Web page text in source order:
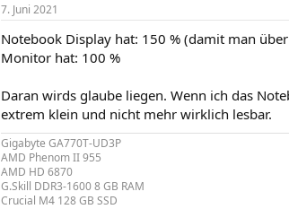
7. Juni 2021
Notebook Display hat: 150 % (damit man
Monitor hat: 100 %
Daran wirds glaube liegen. Wenn ich das
extrem klein und nicht mehr wirklich lesbar.
Gigabyte GA770T-UD3P
AMD Phenom II 955
AMD HD 6870
G.Skill DDR3-1600 8 GB RAM
Crucial M4 128 GB SSD